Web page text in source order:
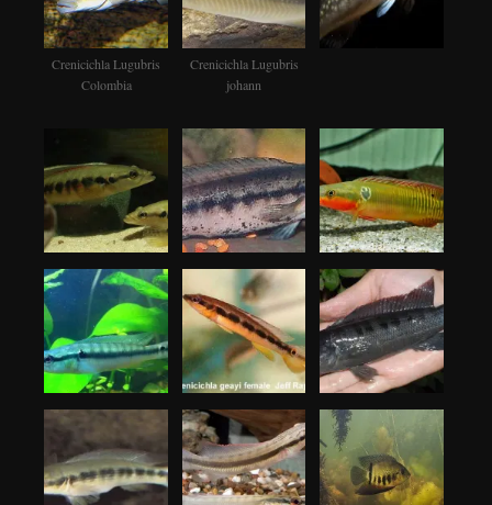
Crenicichla Lugubris
Colombia
Crenicichla Lugubris
johann